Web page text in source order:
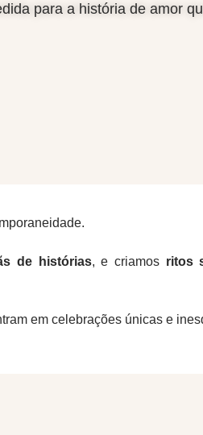
para a história de amor
de histórias, e criamos ritos
em celebrações únicas e